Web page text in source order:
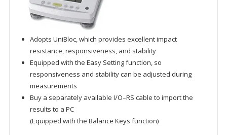
Adopts UniBloc, which provides excellent impact
resistance, responsiveness, and stability
Equipped with the Easy Setting function, so
responsiveness and stability can be adjusted during
measurements
Buy a separately available I/O–RS cable to import the
results to a PC
(Equipped with the Balance Keys function)